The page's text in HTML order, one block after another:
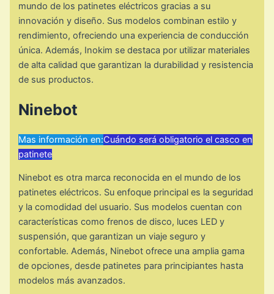
mundo de los patinetes eléctricos gracias a su
innovación y diseño. Sus modelos combinan estilo y
rendimiento, ofreciendo una experiencia de conducción
única. Además, Inokim se destaca por utilizar materiales
de alta calidad que garantizan la durabilidad y resistencia
de sus productos.
Ninebot
Mas información en:Cuándo será obligatorio el casco en
patinete
Ninebot es otra marca reconocida en el mundo de los
patinetes eléctricos. Su enfoque principal es la seguridad
y la comodidad del usuario. Sus modelos cuentan con
características como frenos de disco, luces LED y
suspensión, que garantizan un viaje seguro y
confortable. Además, Ninebot ofrece una amplia gama
de opciones, desde patinetes para principiantes hasta
modelos más avanzados.